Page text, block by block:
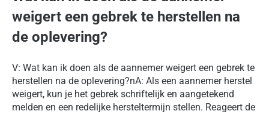
weigert een gebrek te herstellen na
de oplevering?
V: Wat kan ik doen als de aannemer weigert een gebrek te
herstellen na de oplevering?nA: Als een aannemer herstel
weigert, kun je het gebrek schriftelijk en aangetekend
melden en een redelijke hersteltermijn stellen. Reageert de